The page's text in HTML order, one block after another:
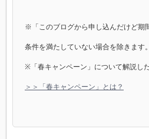
※「このブログから申し込んだけど期
条件を満たしていない場合を除きます。
※「春キャンペーン」について解説し
＞＞「春キャンペーン」とは？